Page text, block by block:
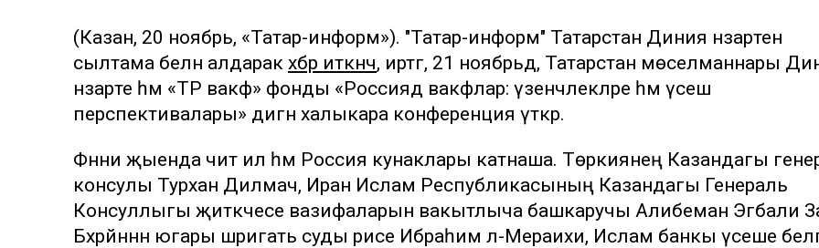
(Казан, 20 ноябрь, «Татар-информ»). "Татар-информ" Татарстан Диния нәзарәтенә
сылтама белән алдарак хәбәр иткәнчә, иртәгә, 21 ноябрьдә, Татарстан мөселманнары
нәзарәте һәм «ТР вакф» фонды «Россиядә вакфлар: үзенчәлекләре һәм үсеш
перспективалары» дигән халыкара конференция үткәрә.
Фәнни җыенда чит ил һәм Россия кунаклары катнаша. Төркиянең Казандагы
консулы Турхан Дилмач, Иран Ислам Республикасының Казандагы Генераль
Консуллыгы җитәкчесе вазифаларын вакытлыча башкаручы Алибеман Эгбали
Бәхрәйннән югары шәригать суды рәисе Ибраһим әл-Мераихи, Ислам банкы үсеше